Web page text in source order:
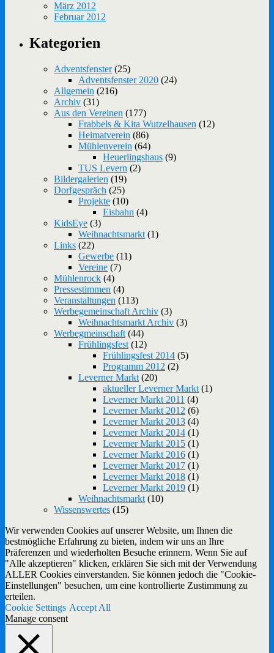
März 2012
Februar 2012
Kategorien
Adventsfenster(25)
Adventsfenster 2020 (24)
Allgemein (216)
Archiv (31)
Aus den Vereinen (177)
Frabbels & Kita Wutzelhausen (12)
Heimatverein (86)
Mühlenverein (64)
Heuerlingshaus (9)
TUS Levern (2)
Bildergalerien (19)
Dorfgespräch (25)
Projekte (10)
Eisbahn (4)
KidsEye (3)
Weihnachtsmarkt (1)
Links (22)
Gewerbe (11)
Vereine (7)
Mühlenrock (4)
Pressestimmen (4)
Veranstaltungen (113)
Werbegemeinschaft Archiv (3)
Weihnachtsmarkt Archiv (3)
Werbegmeinschaft (44)
Frühlingsfest (12)
Frühlingsfest 2014 (5)
Programm 2012 (2)
Leverner Markt (20)
aktueller Leverner Markt (1)
Leverner Markt 2011 (4)
Leverner Markt 2012 (6)
Leverner Markt 2013 (4)
Leverner Markt 2014 (1)
Leverner Markt 2015 (1)
Leverner Markt 2016 (1)
Leverner Markt 2017 (1)
Leverner Markt 2018 (1)
Leverner Markt 2019 (1)
Weihnachtsmarkt (10)
Wissenswertes (15)
Wir verwenden Cookies auf unserer Website, um Ihnen die
bestmögliche Erfahrung zu bieten, indem wir uns an Ihre
Präferenzen und wiederholten Besuche erinnern. Wenn Sie auf
"Alle akzeptieren" klicken, erklären Sie sich mit der Verwendung
ALLER Cookies einverstanden. Sie können jedoch die "Cookie-
Einstellungen" besuchen, um eine kontrollierte Zustimmung zu
erteilen.
Cookie Settings Accept All
Manage consent